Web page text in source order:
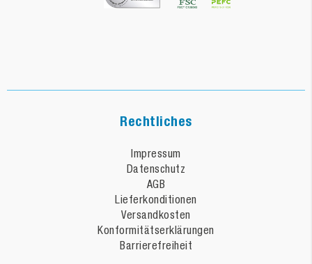
Rechtliches
Impressum
Datenschutz
AGB
Lieferkonditionen
Versandkosten
Konformitätserklärungen
Barrierefreiheit